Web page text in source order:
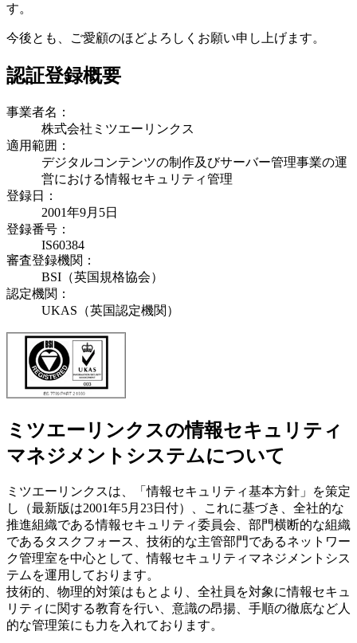
す。
今後とも、ご愛顧のほどよろしくお願い申し上げます。
認証登録概要
事業者名：
株式会社ミツエーリンクス
適用範囲：
デジタルコンテンツの制作及びサーバー管理事業の運
営における情報セキュリティ管理
登録日：
2001年9月5日
登録番号：
IS60384
審査登録機関：
BSI（英国規格協会）
認定機関：
UKAS（英国認定機関）
ミツエーリンクスの情報セキュリティ
マネジメントシステムについて
ミツエーリンクスは、「情報セキュリティ基本方針」を策定
し（最新版は2001年5月23日付）、これに基づき、全社的な
推進組織である情報セキュリティ委員会、部門横断的な組織
であるタスクフォース、技術的な主管部門であるネットワー
ク管理室を中心として、情報セキュリティマネジメントシス
テムを運用しております。
技術的、物理的対策はもとより、全社員を対象に情報セキュ
リティに関する教育を行い、意識の昂揚、手順の徹底など人
的な管理策にも力を入れております。